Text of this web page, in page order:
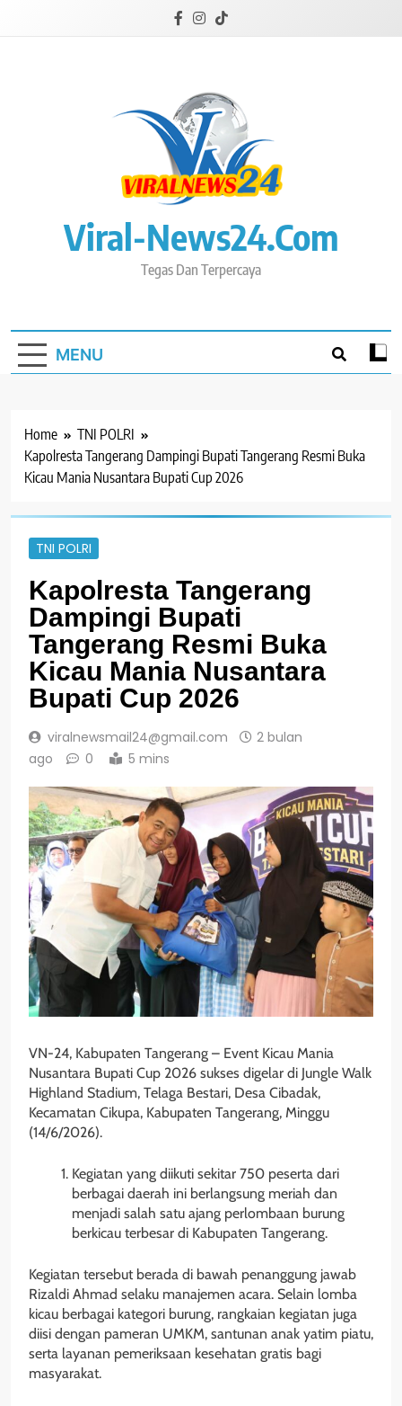
Viral-News24.com
Tegas Dan Terpercaya
MENU
Home
TNI POLRI
Kapolresta Tangerang Dampingi Bupati Tangerang Resmi Buka
Kicau Mania Nusantara Bupati Cup 2026
TNI POLRI
Kapolresta Tangerang
Dampingi Bupati
Tangerang Resmi Buka
Kicau Mania Nusantara
Bupati Cup 2026
viralnewsmail24@gmail.com
2 bulan
ago
0 5 mins
VN-24, Kabupaten Tangerang – Event Kicau Mania
Nusantara Bupati Cup 2026 sukses digelar di Jungle Walk
Highland Stadium, Telaga Bestari, Desa Cibadak,
Kecamatan Cikupa, Kabupaten Tangerang, Minggu
(14/6/2026).
Kegiatan yang diikuti sekitar 750 peserta dari
berbagai daerah ini berlangsung meriah dan
menjadi salah satu ajang perlombaan burung
berkicau terbesar di Kabupaten Tangerang.
Kegiatan tersebut berada di bawah penanggung jawab
Rizaldi Ahmad selaku manajemen acara. Selain lomba
kicau berbagai kategori burung, rangkaian kegiatan juga
diisi dengan pameran UMKM, santunan anak yatim piatu,
serta layanan pemeriksaan kesehatan gratis bagi
masyarakat.